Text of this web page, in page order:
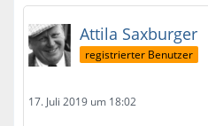
Attila Saxburger
registrierter Benutzer
17. Juli 2019 um 18:02